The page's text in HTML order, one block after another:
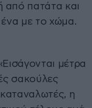
από πατάτα και
ένα με το χώμα.
μέτρα
σακούλες
η